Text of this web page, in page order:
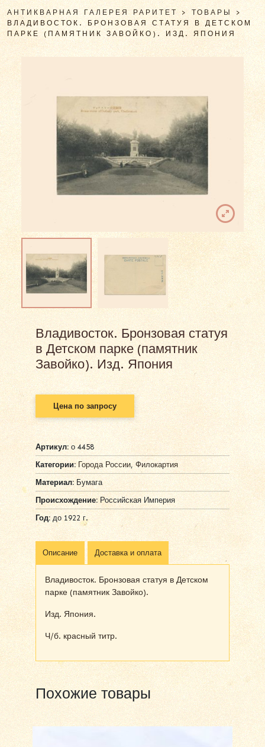
АНТИКВАРНАЯ ГАЛЕРЕЯ РАРИТЕТ >ТОВАРЫ>
ВЛАДИВОСТОК. БРОНЗОВАЯ СТАТУЯ В ДЕТСКОМ
ПАРКЕ (ПАМЯТНИК ЗАВОЙКО). ИЗД. ЯПОНИЯ
Владивосток. Бронзовая статуя
в Детском парке (памятник
Завойко). Изд. Япония
Цена по запросу
Артикул:о 4458
Категории: Города России,Филокартия
Материал:Бумага
Происхождение:Российская Империя
Год:до 1922 г.
Описание Доставка и оплата
Владивосток. Бронзовая статуя в Детском
парке (памятник Завойко).
Изд. Япония.
Ч/б. красный титр.
Похожие товары